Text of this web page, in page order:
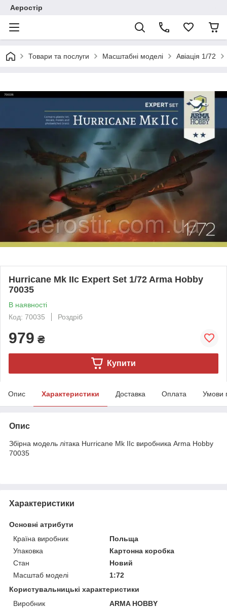
Аеростір
Товари та послуги Масштабні моделі Авіація 1/72
Hurricane Mk IIc Expert Set 1/72 Arma Hobby
70035
В наявності
Код: 70035
Роздріб
979 ₴
Купити
Опис Характеристики Доставка Оплата Умови
Опис
Збірна модель літака Hurricane Mk IIc виробника Arma Hobby
70035
Характеристики
Основні атрибути
Країна виробник
Польща
Упаковка
Картонна коробка
Стан
Новий
Масштаб моделі
1:72
Користувальницькі характеристики
Виробник
ARMA HOBBY